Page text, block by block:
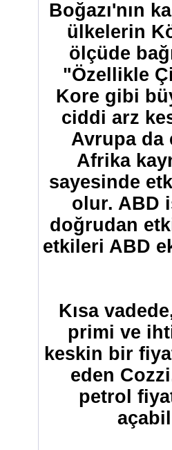
Boğazı'nın
ülkelerin
ölçüde
"Özellikle
Kore gibi
ciddi arz
Avrupa da
Afrika
sayesinde
olur. ABD
doğrudan
etkileri ABD
Kısa
primi ve
keskin bir
eden
petrol